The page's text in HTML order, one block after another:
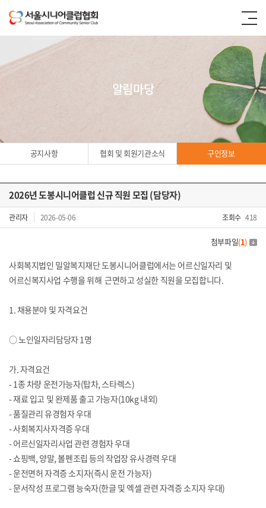
알림마당
공지사항 협회 및 회원기관소식 구인정보
구인정보
2026년 도봉시니어클럽 신규 직원 모집 (담당자)
관리자 2026-05-06 조회수 418
첨부파일(1)
사회복지법인 밀알복지재단 도봉시니어클럽에서는 어르신일자리 및
어르신복지사업 수행을 위해 근면하고 성실한 직원을 모집합니다.
1. 채용분야 및 자격요건
○ 노인일자리담당자 1명
가. 자격요건
- 1종 차량 운전가능자(탑차, 스타렉스)
- 재료 입고 및 완제품 출고 가능자(10kg 내외)
- 품질관리 유경험자 우대
- 사회복지사자격증 우대
- 어르신일자리사업 관련 경험자 우대
- 쇼핑백, 양말, 볼펜조립 등의 작업장 유사경력 우대
- 운전면허 자격증 소지자(즉시 운전 가능자)
- 문서작성 프로그램 능숙자(한글 및 엑셀 관련 자격증 소지자 우대)